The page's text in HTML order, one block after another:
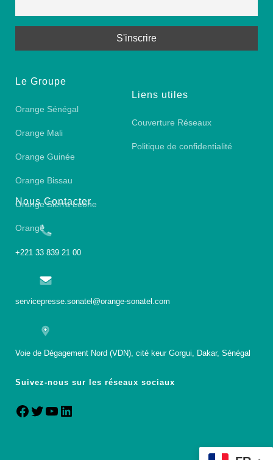
Le Groupe
Orange Sénégal
Orange Mali
Orange Guinée
Orange Bissau
Orange Sierra Leone
Orange
Liens utiles
Couverture Réseaux
Politique de confidentialité
Nous Contacter
+221 33 839 21 00
servicepresse.sonatel@orange-sonatel.com
Voie de Dégagement Nord (VDN), cité keur Gorgui, Dakar, Sénégal
Suivez-nous sur les réseaux sociaux